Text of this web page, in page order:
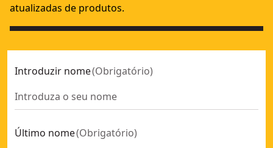
atualizadas de produtos.
Introduzir nome(Obrigatório)
Último nome(Obrigatório)